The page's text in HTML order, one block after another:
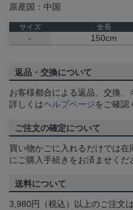
原産国：中国
サイズ 全長
- 150cm
返品・交換について
お客様都合による返品、交換、
詳しくはヘルプページをご確認
ご注文の確定について
買い物かごに入れるだけでは
にご購入手続きをお済ませくだ
送料について
3,980円（税込）以上のご注文